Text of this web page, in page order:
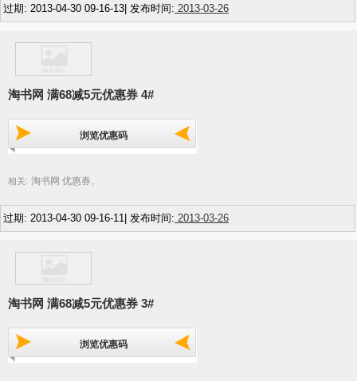
过期: 2013-04-30 09-16-13| 发布时间: 2013-03-26
淘书网 满68减5元优惠券 4#
浏览优惠码
相关: 淘书网 优惠券
过期: 2013-04-30 09-16-11| 发布时间: 2013-03-26
淘书网 满68减5元优惠券 3#
浏览优惠码